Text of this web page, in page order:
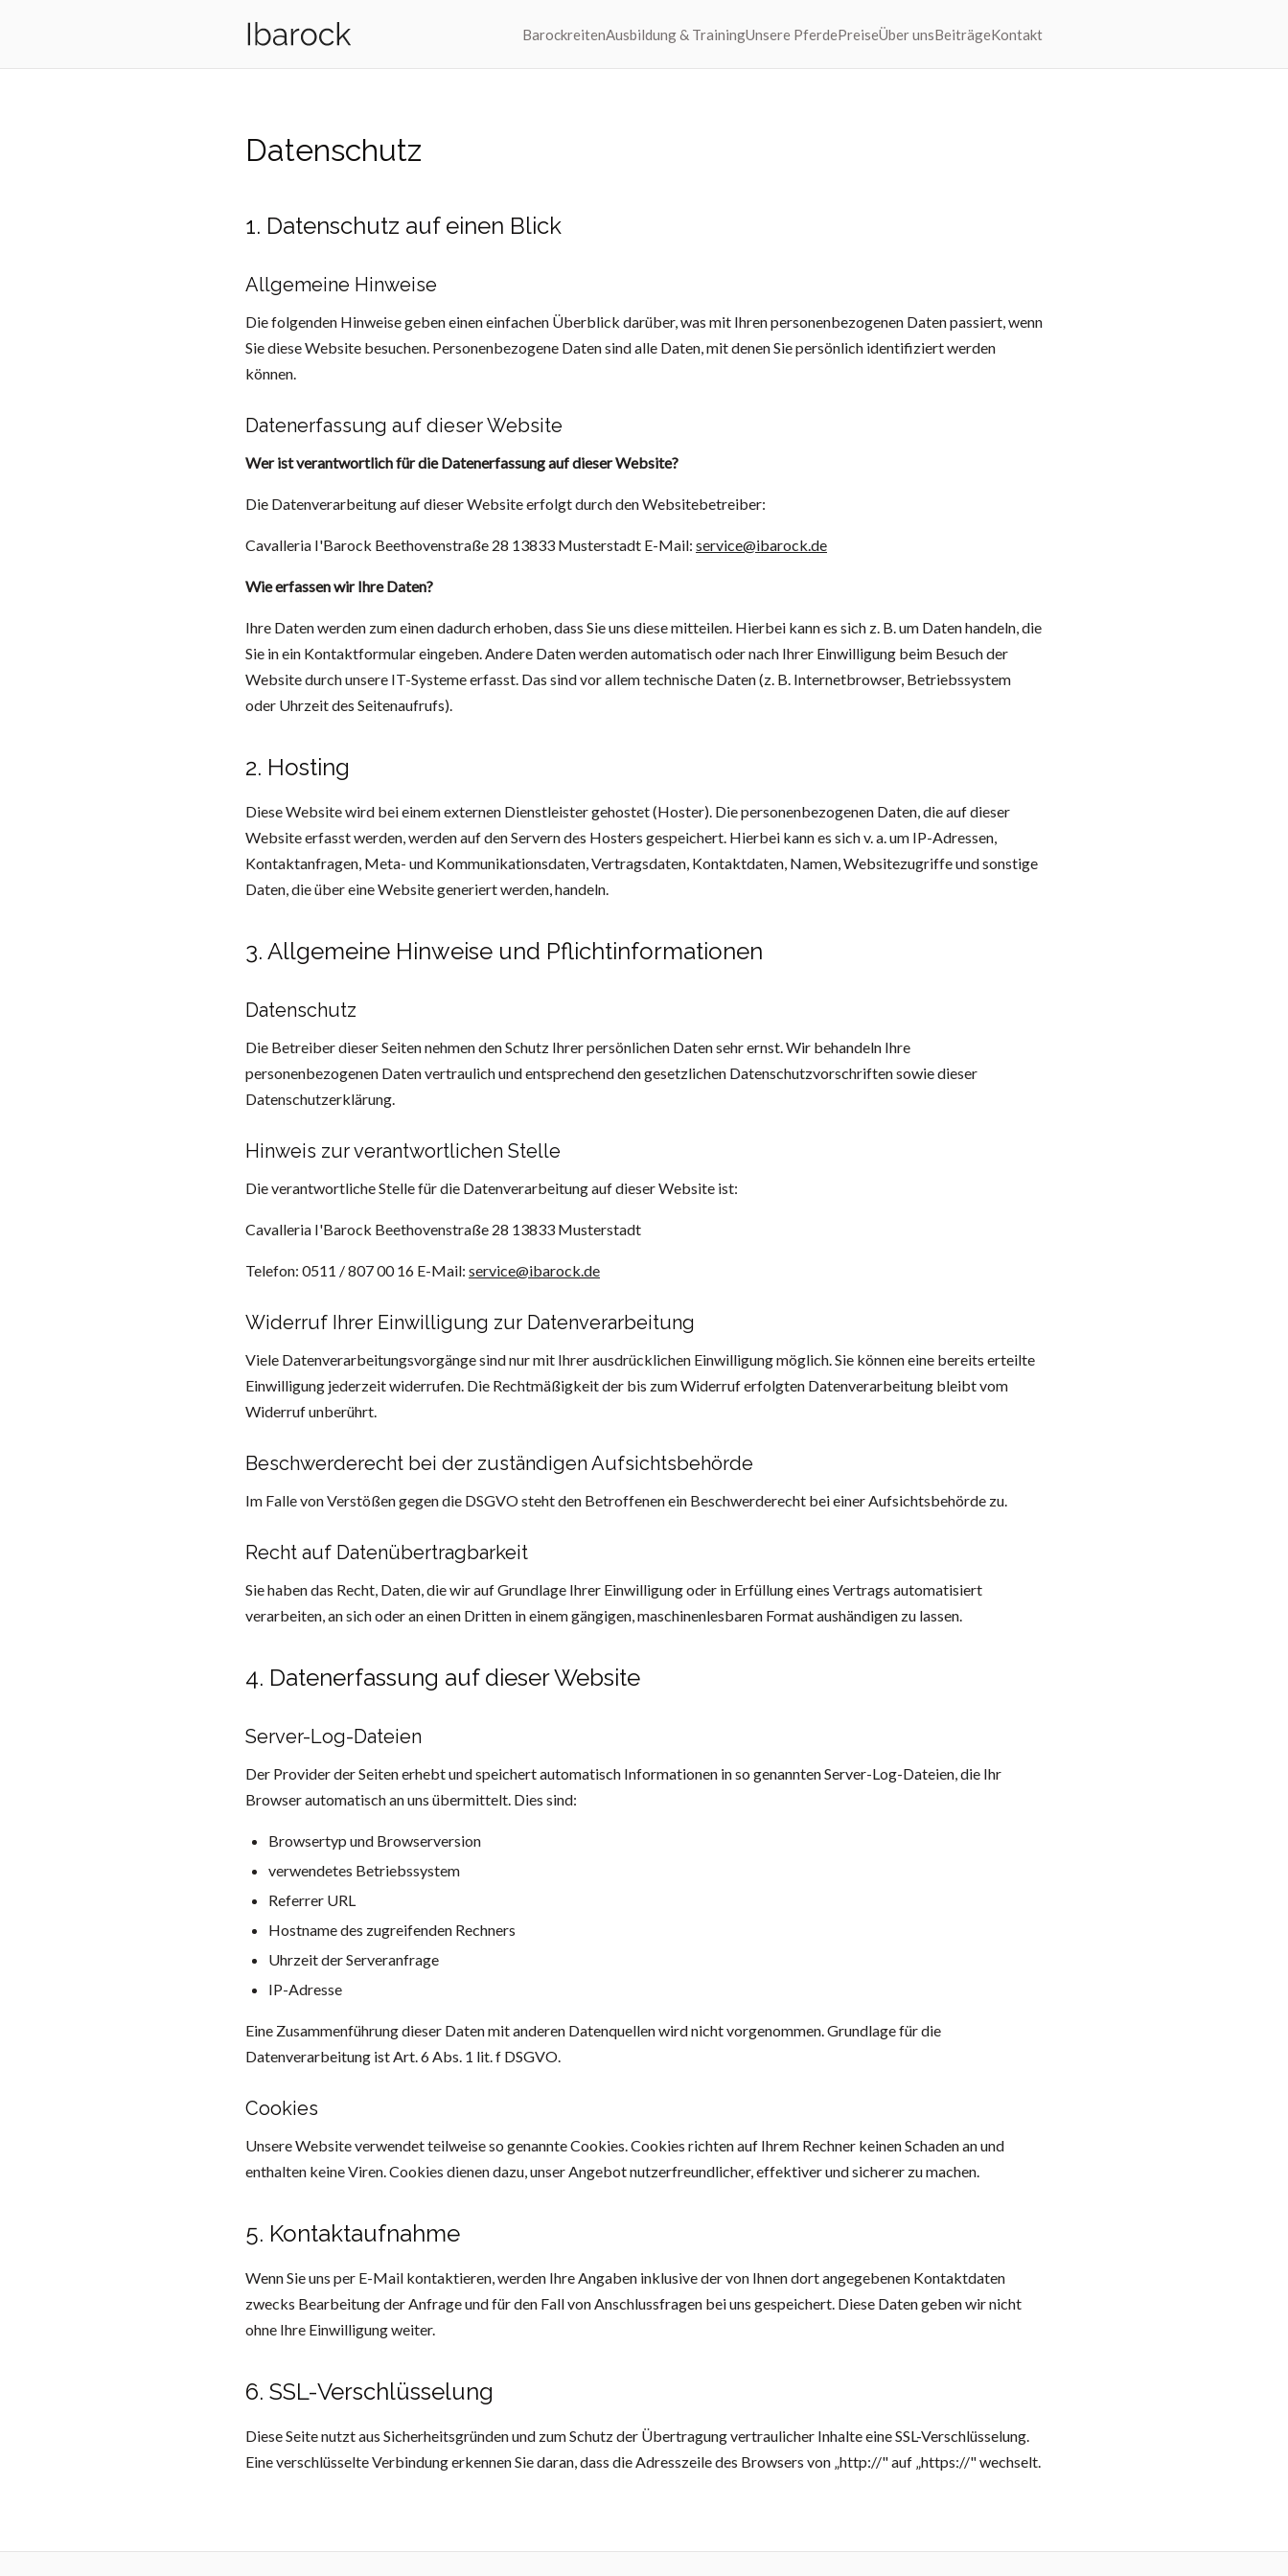
BarockreitenAusbildung & TrainingUnsere PferdePreiseÜber unsBeiträgeKontakt
Datenschutz
1. Datenschutz auf einen Blick
Allgemeine Hinweise
Die folgenden Hinweise geben einen einfachen Überblick darüber, was mit Ihren personenbezogenen Daten passiert, wenn
Sie diese Website besuchen. Personenbezogene Daten sind alle Daten, mit denen Sie persönlich identifiziert werden
können.
Datenerfassung auf dieser Website
Wer ist verantwortlich für die Datenerfassung auf dieser Website?
Die Datenverarbeitung auf dieser Website erfolgt durch den Websitebetreiber:
Cavalleria I'Barock Beethovenstraße 28 13833 Musterstadt E-Mail: service@ibarock.de
Wie erfassen wir Ihre Daten?
Ihre Daten werden zum einen dadurch erhoben, dass Sie uns diese mitteilen. Hierbei kann es sich z. B. um Daten handeln, die
Sie in ein Kontaktformular eingeben. Andere Daten werden automatisch oder nach Ihrer Einwilligung beim Besuch der
Website durch unsere IT-Systeme erfasst. Das sind vor allem technische Daten (z. B. Internetbrowser, Betriebssystem
oder Uhrzeit des Seitenaufrufs).
2. Hosting
Diese Website wird bei einem externen Dienstleister gehostet (Hoster). Die personenbezogenen Daten, die auf dieser
Website erfasst werden, werden auf den Servern des Hosters gespeichert. Hierbei kann es sich v. a. um IP-Adressen,
Kontaktanfragen, Meta- und Kommunikationsdaten, Vertragsdaten, Kontaktdaten, Namen, Websitezugriffe und sonstige
Daten, die über eine Website generiert werden, handeln.
3. Allgemeine Hinweise und Pflichtinformationen
Datenschutz
Die Betreiber dieser Seiten nehmen den Schutz Ihrer persönlichen Daten sehr ernst. Wir behandeln Ihre
personenbezogenen Daten vertraulich und entsprechend den gesetzlichen Datenschutzvorschriften sowie dieser
Datenschutzerklärung.
Hinweis zur verantwortlichen Stelle
Die verantwortliche Stelle für die Datenverarbeitung auf dieser Website ist:
Cavalleria I'Barock Beethovenstraße 28 13833 Musterstadt
Telefon: 0511 / 807 00 16 E-Mail: service@ibarock.de
Widerruf Ihrer Einwilligung zur Datenverarbeitung
Viele Datenverarbeitungsvorgänge sind nur mit Ihrer ausdrücklichen Einwilligung möglich. Sie können eine bereits erteilte
Einwilligung jederzeit widerrufen. Die Rechtmäßigkeit der bis zum Widerruf erfolgten Datenverarbeitung bleibt vom
Widerruf unberührt.
Beschwerderecht bei der zuständigen Aufsichtsbehörde
Im Falle von Verstößen gegen die DSGVO steht den Betroffenen ein Beschwerderecht bei einer Aufsichtsbehörde zu.
Recht auf Datenübertragbarkeit
Sie haben das Recht, Daten, die wir auf Grundlage Ihrer Einwilligung oder in Erfüllung eines Vertrags automatisiert
verarbeiten, an sich oder an einen Dritten in einem gängigen, maschinenlesbaren Format aushändigen zu lassen.
4. Datenerfassung auf dieser Website
Server-Log-Dateien
Der Provider der Seiten erhebt und speichert automatisch Informationen in so genannten Server-Log-Dateien, die Ihr
Browser automatisch an uns übermittelt. Dies sind:
Browsertyp und Browserversion
verwendetes Betriebssystem
Referrer URL
Hostname des zugreifenden Rechners
Uhrzeit der Serveranfrage
IP-Adresse
Eine Zusammenführung dieser Daten mit anderen Datenquellen wird nicht vorgenommen. Grundlage für die
Datenverarbeitung ist Art. 6 Abs. 1 lit. f DSGVO.
Cookies
Unsere Website verwendet teilweise so genannte Cookies. Cookies richten auf Ihrem Rechner keinen Schaden an und
enthalten keine Viren. Cookies dienen dazu, unser Angebot nutzerfreundlicher, effektiver und sicherer zu machen.
5. Kontaktaufnahme
Wenn Sie uns per E-Mail kontaktieren, werden Ihre Angaben inklusive der von Ihnen dort angegebenen Kontaktdaten
zwecks Bearbeitung der Anfrage und für den Fall von Anschlussfragen bei uns gespeichert. Diese Daten geben wir nicht
ohne Ihre Einwilligung weiter.
6. SSL-Verschlüsselung
Diese Seite nutzt aus Sicherheitsgründen und zum Schutz der Übertragung vertraulicher Inhalte eine SSL-Verschlüsselung.
Eine verschlüsselte Verbindung erkennen Sie daran, dass die Adresszeile des Browsers von „http://" auf „https://" wechselt.